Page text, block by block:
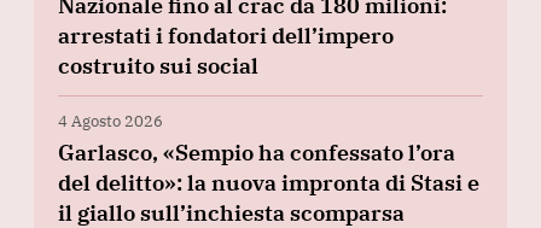
arrestati i fondatori dell’impero
costruito sui social
4 Agosto 2026
Garlasco, «Sempio ha confessato l’ora
del delitto»: la nuova impronta di Stasi e
il giallo sull’inchiesta scomparsa